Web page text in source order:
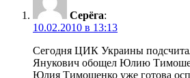
Серёга:
10.02.2010 в 13:13
Сегодня ЦИК Украины
Янукович обощел Юлию
Юлия Тимошенко уже готова